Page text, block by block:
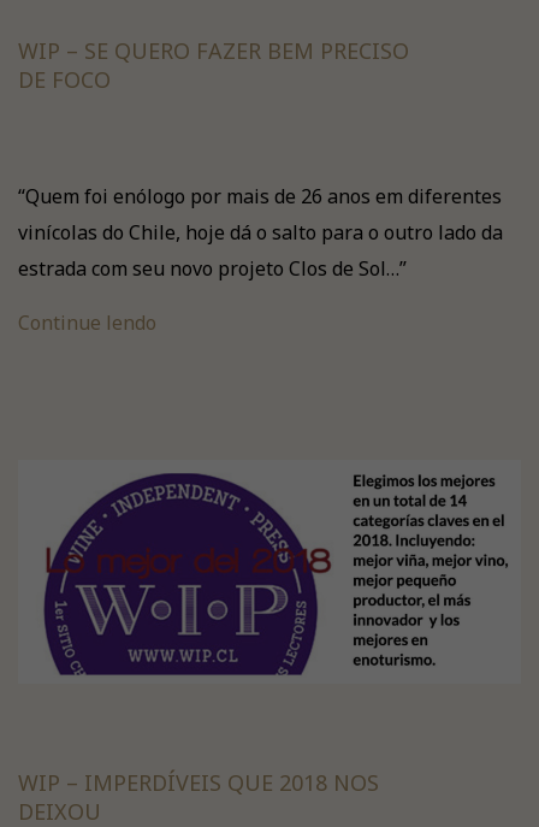
WIP – SE QUERO FAZER BEM PRECISO
DE FOCO
“Quem foi enólogo por mais de 26 anos em diferentes
vinícolas do Chile, hoje dá o salto para o outro lado da
estrada com seu novo projeto Clos de Sol…”
Continue lendo
WIP – IMPERDÍVEIS QUE 2018 NOS
DEIXOU